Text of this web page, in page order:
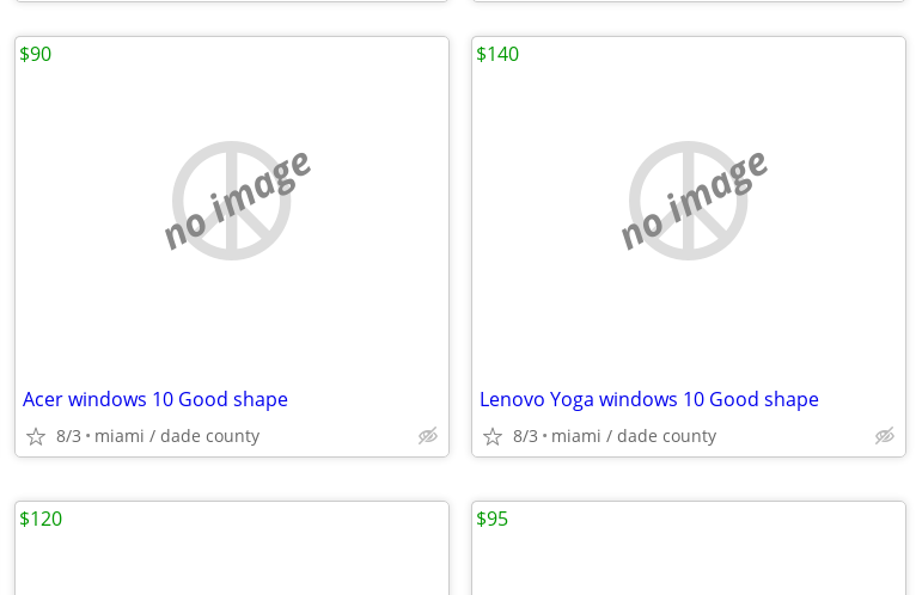
no image
Acer windows 10 Good shape
8/3 miami / dade county
$90
no image
Lenovo Yoga windows 10 Good shape
8/3 miami / dade county
$140
$120 $95